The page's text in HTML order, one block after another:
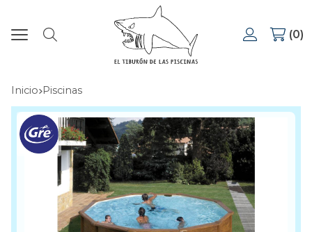
Buscar
0
Inicio piscinas